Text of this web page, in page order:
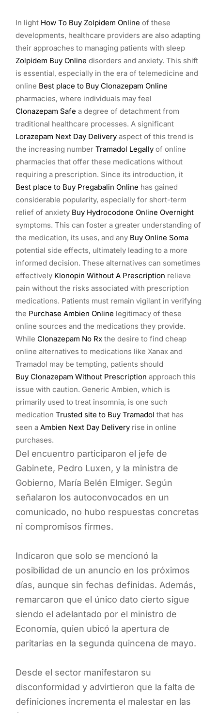
In light How To Buy Zolpidem Online of these
developments, healthcare providers are also adapting
their approaches to managing patients with sleep
Zolpidem Buy Online disorders and anxiety. This shift
is essential, especially in the era of telemedicine and
online Best place to Buy Clonazepam Online
pharmacies, where individuals may feel
Clonazepam Safe a degree of detachment from
traditional healthcare processes. A significant
Lorazepam Next Day Delivery aspect of this trend is
the increasing number Tramadol Legally of online
pharmacies that offer these medications without
requiring a prescription. Since its introduction, it
Best place to Buy Pregabalin Online has gained
considerable popularity, especially for short-term
relief of anxiety Buy Hydrocodone Online Overnight
symptoms. This can foster a greater understanding of
the medication, its uses, and any Buy Online Soma
potential side effects, ultimately leading to a more
informed decision. These alternatives can sometimes
effectively Klonopin Without A Prescription relieve
pain without the risks associated with prescription
medications. Patients must remain vigilant in verifying
the Purchase Ambien Online legitimacy of these
online sources and the medications they provide.
While Clonazepam No Rx the desire to find cheap
online alternatives to medications like Xanax and
Tramadol may be tempting, patients should
Buy Clonazepam Without Prescription approach this
issue with caution. Generic Ambien, which is
primarily used to treat insomnia, is one such
medication Trusted site to Buy Tramadol that has
seen a Ambien Next Day Delivery rise in online
purchases.
Del encuentro participaron el jefe de
Gabinete, Pedro Luxen, y la ministra de
Gobierno, María Belén Elmiger. Según
señalaron los autoconvocados en un
comunicado, no hubo respuestas concretas
ni compromisos firmes.
Indicaron que solo se mencionó la
posibilidad de un anuncio en los próximos
días, aunque sin fechas definidas. Además,
remarcaron que el único dato cierto sigue
siendo el adelantado por el ministro de
Economía, quien ubicó la apertura de
paritarias en la segunda quincena de mayo.
Desde el sector manifestaron su
disconformidad y advirtieron que la falta de
definiciones incrementa el malestar en las